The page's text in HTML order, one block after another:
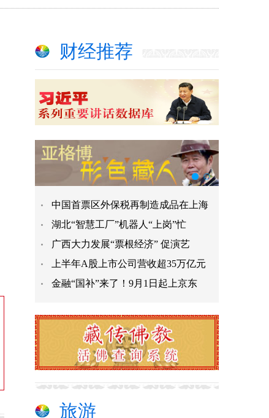
财经推荐
中国首票区外保税再制造成品在上海
湖北“智慧工厂”机器人“上岗”忙
广西大力发展“票根经济” 促演艺
上半年A股上市公司营收超35万亿元
金融“国补”来了！9月1日起上京东
旅游